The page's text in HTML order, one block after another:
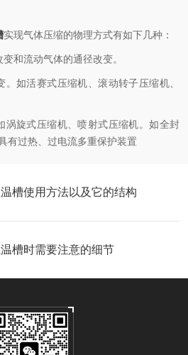
实现气体压缩的物理方式有如下几种：
和流动气体的通径改变。
如活赛式压缩机、滚动转子压缩机、
涡旋式压缩机、喷射式压缩机。如全封
有过热、过电流多重保护装置
槽使用方法以及它的结构
槽时需要注意的细节